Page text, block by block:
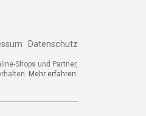
Datenschutz
Shops und Partner,
Mehr erfahren.